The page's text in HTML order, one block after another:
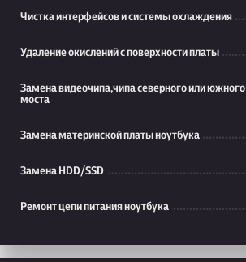
Чистка интерфейсов и системы охлаждения
Удаление окислений с поверхности платы
Замена видеочипа,чипа северного или южного
моста
Замена материнской платы ноутбука
Замена HDD/SSD
Ремонт цепи питания ноутбука